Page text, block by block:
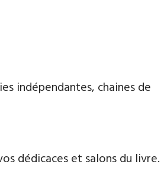
indépendantes, chaines de
dédicaces et salons du livre.